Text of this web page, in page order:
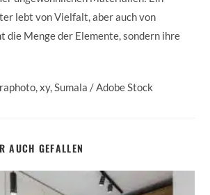
lebt von Vielfalt, aber auch von
die Menge der Elemente, sondern ihre
,xy,Sumala / Adobe Stock
AUCH GEFALLEN